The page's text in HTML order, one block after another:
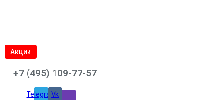
Акции
+7 (495) 109-77-57
TelegramVk